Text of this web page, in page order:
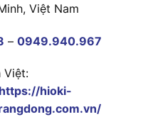
Việt Nam
– 0949.940.967
Việt:
https://hioki-